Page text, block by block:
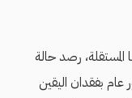
المستقلة، رصد حالة
بفقدان اليقين